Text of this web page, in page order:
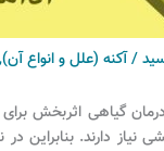
/آکنه (علل و انواع آن),
بسیاری از افراد ترجیح می دهند از درمانهای گیاهی برای اکنه استفاده
دارند. بنابراین در